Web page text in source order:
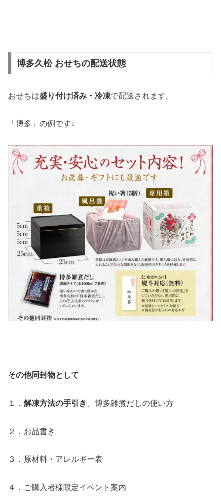
博多久松 おせちの配送状態
おせちは盛り付け済み・冷凍で配送されます。
「博多」の例です↓
その他同封物として
１． 解凍方法の手引き 、博多雑煮だしの使い方
２．お品書き
３．原材料・アレルギー表
４．ご購入者様限定イベント案内